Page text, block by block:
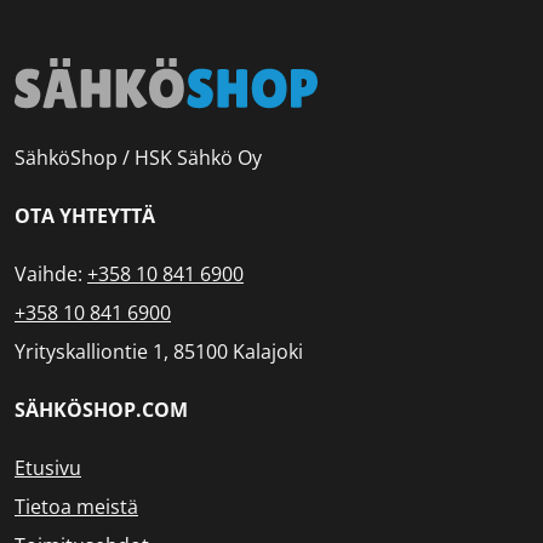
SähköShop / HSK Sähkö Oy
OTA YHTEYTTÄ
Vaihde: +358 10 841 6900
+358 10 841 6900
Yrityskalliontie 1, 85100 Kalajoki
SÄHKÖSHOP.COM
Etusivu
Tietoa meistä